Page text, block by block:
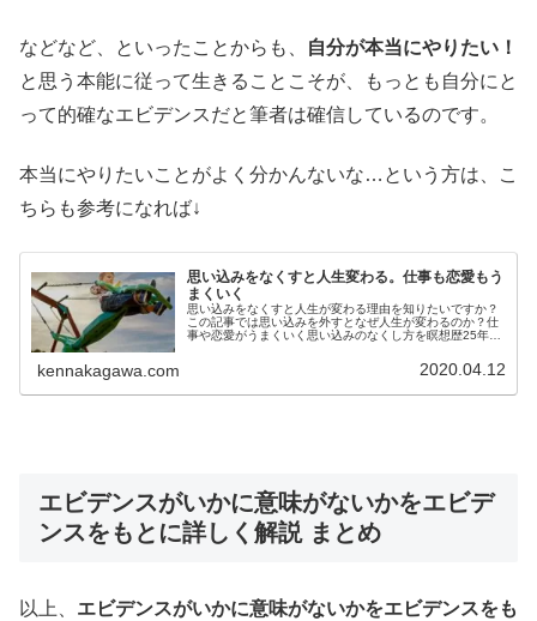
などなど、といったことからも、
自分が本当にやりたい！
と思う本能に従って生きることこそが、もっとも自分にと
って的確なエビデンスだと筆者は確信しているのです。
本当にやりたいことがよく分かんないな…という方は、こ
ちらも参考になれば↓
思い込みをなくすと人生変わる。仕事も恋愛もう
まくいく
思い込みをなくすと人生が変わる理由を知りたいですか？
この記事では思い込みを外すとなぜ人生が変わるのか？仕
事や恋愛がうまくいく思い込みのなくし方を瞑想歴25年の
kennakagawa.com 2020.04.12
エビデンスがいかに意味がないかをエビデ
ンスをもとに詳しく解説 まとめ
以上、 エビデンスがいかに意味がないかをエビデンスをも